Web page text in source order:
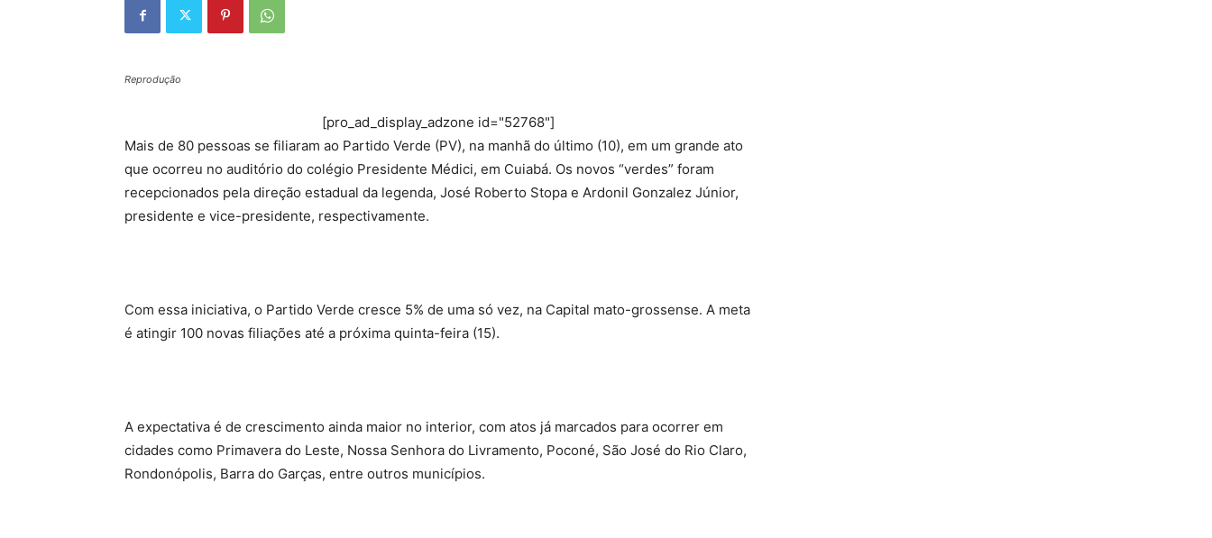
Reprodução
[pro_ad_display_adzone id="52768"]
Mais de 80 pessoas se filiaram ao Partido Verde (PV), na manhã do último (10), em um grande ato
que ocorreu no auditório do colégio Presidente Médici, em Cuiabá. Os novos “verdes” foram
recepcionados pela direção estadual da legenda, José Roberto Stopa e Ardonil Gonzalez Júnior,
presidente e vice-presidente, respectivamente.
Com essa iniciativa, o Partido Verde cresce 5% de uma só vez, na Capital mato-grossense. A meta
é atingir 100 novas filiações até a próxima quinta-feira (15).
A expectativa é de crescimento ainda maior no interior, com atos já marcados para ocorrer em
cidades como Primavera do Leste, Nossa Senhora do Livramento, Poconé, São José do Rio Claro,
Rondonópolis, Barra do Garças, entre outros municípios.